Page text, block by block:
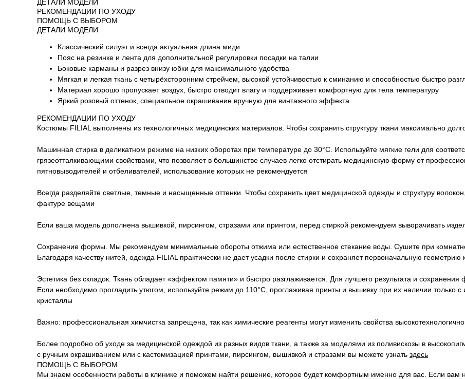
ДЕТАЛИ МОДЕЛИ
РЕКОМЕНДАЦИИ ПО УХОДУ
ПОМОЩЬ С ВЫБОРОМ
ДЕТАЛИ МОДЕЛИ
Классический силуэт и всегда актуальная длина миди
Пояс на резинке и лента для дополнительной регулировки посадки на талии
Боковые карманы и разрез внизу юбки для максимального удобства
Мягкая и легкая ткань с четырёхсторонним стрейчем, высокой устойчивостью к сминанию и способностью быстро
Материал хорошо пропускает воздух, быстро отводит влагу и поддерживает комфортную для тела температуру
Яркий розовый оттенок, специальное окрашивание вручную для винтажного эффекта
РЕКОМЕНДАЦИИ ПО УХОДУ
Костюмы FILIAL выполнены из технологичных медицинских материалов. Чтобы сохранить структуру ткани максимально
Машинная стирка в деликатном режиме на низких оборотах при температуре до 30°C. Используйте мягкие гели для
грязеотталкивающими свойствами, что позволяет в большинстве случаев легко отстирать медицинскую форму от
пятновыводителей и отбеливателей, использование которых не рекомендуется
Всегда разделяйте светлые, темные и насыщенные оттенки. Чтобы сохранить цвет медицинской одежды и структуру
фактуре вещами
Если ваша модель дополнена вышивкой, пирсингом, стразами или принтом, перед стиркой рекомендуем выворачивать
Сохранение формы. Мы рекомендуем минимальные обороты отжима или естественное стекание воды. Сушите при
Благодаря качеству нитей, одежда FILIAL практически не дает усадки после стирки и сохраняет первоначальную геометрию
Эстетика без складок. Ткань обладает «эффектом памяти» и быстро разглаживается. Для лучшего результата и
Если необходимо прогладить утюгом, используйте режим до 110°C, проглаживая принты и вышивку при их наличии только
кристаллы
Важно: профессиональная химчистка запрещена, так как химические реагенты могут изменить свойства
Более подробно об уходе за медицинской одеждой из разных видов ткани, а также за моделями из поливискозы в
с ручным окрашиванием или с кастомизацией принтами, пирсингом, вышивкой и стразами вы можете узнать здесь
ПОМОЩЬ С ВЫБОРОМ
Мы знаем особенности работы в клинике и поможем найти решение, которое будет комфортным именно для вас. Если